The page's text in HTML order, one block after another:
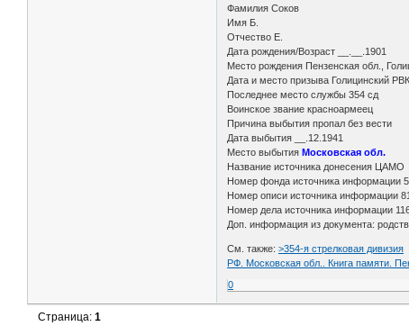
Фамилия Соков
Имя Б.
Отчество Е.
Дата рождения/Возраст __.__.1901
Место рождения Пензенская обл.,
Дата и место призыва Голицинский
Последнее место службы 354 сд
Воинское звание красноармеец
Причина выбытия пропал без вести
Дата выбытия __.12.1941
Место выбытия Московская обл.
Название источника донесения ЦАМО
Номер фонда источника информации
Номер описи источника информации
Номер дела источника информации
Доп. информация из документа:
См. также:>354-я стрелковая дивизия
РФ. Московская обл.. Книга памяти.
0
Страница:1